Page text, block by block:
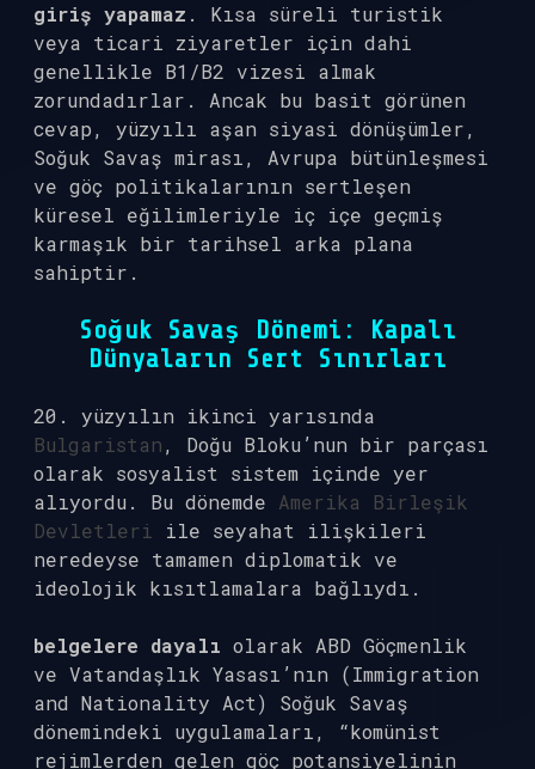
giriş yapamaz . Kısa süreli turistik
veya ticari ziyaretler için dahi
genellikle B1/B2 vizesi almak
zorundadırlar. Ancak bu basit görünen
cevap, yüzyılı aşan siyasi dönüşümler,
Soğuk Savaş mirası, Avrupa bütünleşmesi
ve göç politikalarının sertleşen
küresel eğilimleriyle iç içe geçmiş
karmaşık bir tarihsel arka plana
sahiptir.
Soğuk Savaş Dönemi: Kapalı
Dünyaların Sert Sınırları
20. yüzyılın ikinci yarısında
Bulgaristan, Doğu Bloku’nun bir parçası
olarak sosyalist sistem içinde yer
alıyordu. Bu dönemde Amerika Birleşik
Devletleri
ile seyahat ilişkileri
neredeyse tamamen diplomatik ve
ideolojik kısıtlamalara bağlıydı.
belgelere dayalı olarak ABD Göçmenlik
ve Vatandaşlık Yasası’nın (Immigration
and Nationality Act) Soğuk Savaş
dönemindeki uygulamaları, “komünist
rejimlerden gelen göç potansiyelinin